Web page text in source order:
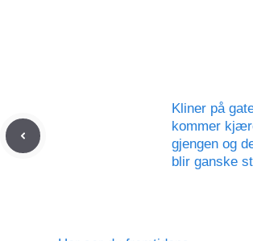
Kliner på
kommer
gjengen og
blir ganske